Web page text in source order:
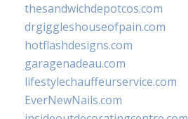
thesandwichdepotcos.com
drgiggleshouseofpain.com
hotflashdesigns.com
garagenadeau.com
lifestylechauffeurservice.com
EverNewNails.com